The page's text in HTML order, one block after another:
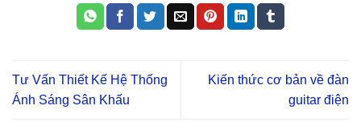
Tư Vấn Thiết Kế Hệ Thống
Ánh Sáng Sân Khấu
Kiến thức cơ bản về đàn
guitar điện